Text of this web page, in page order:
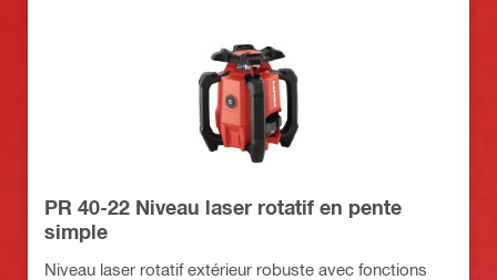
PR 40-22 Niveau laser rotatif en pente
simple
Niveau laser rotatif extérieur robuste avec fonctions